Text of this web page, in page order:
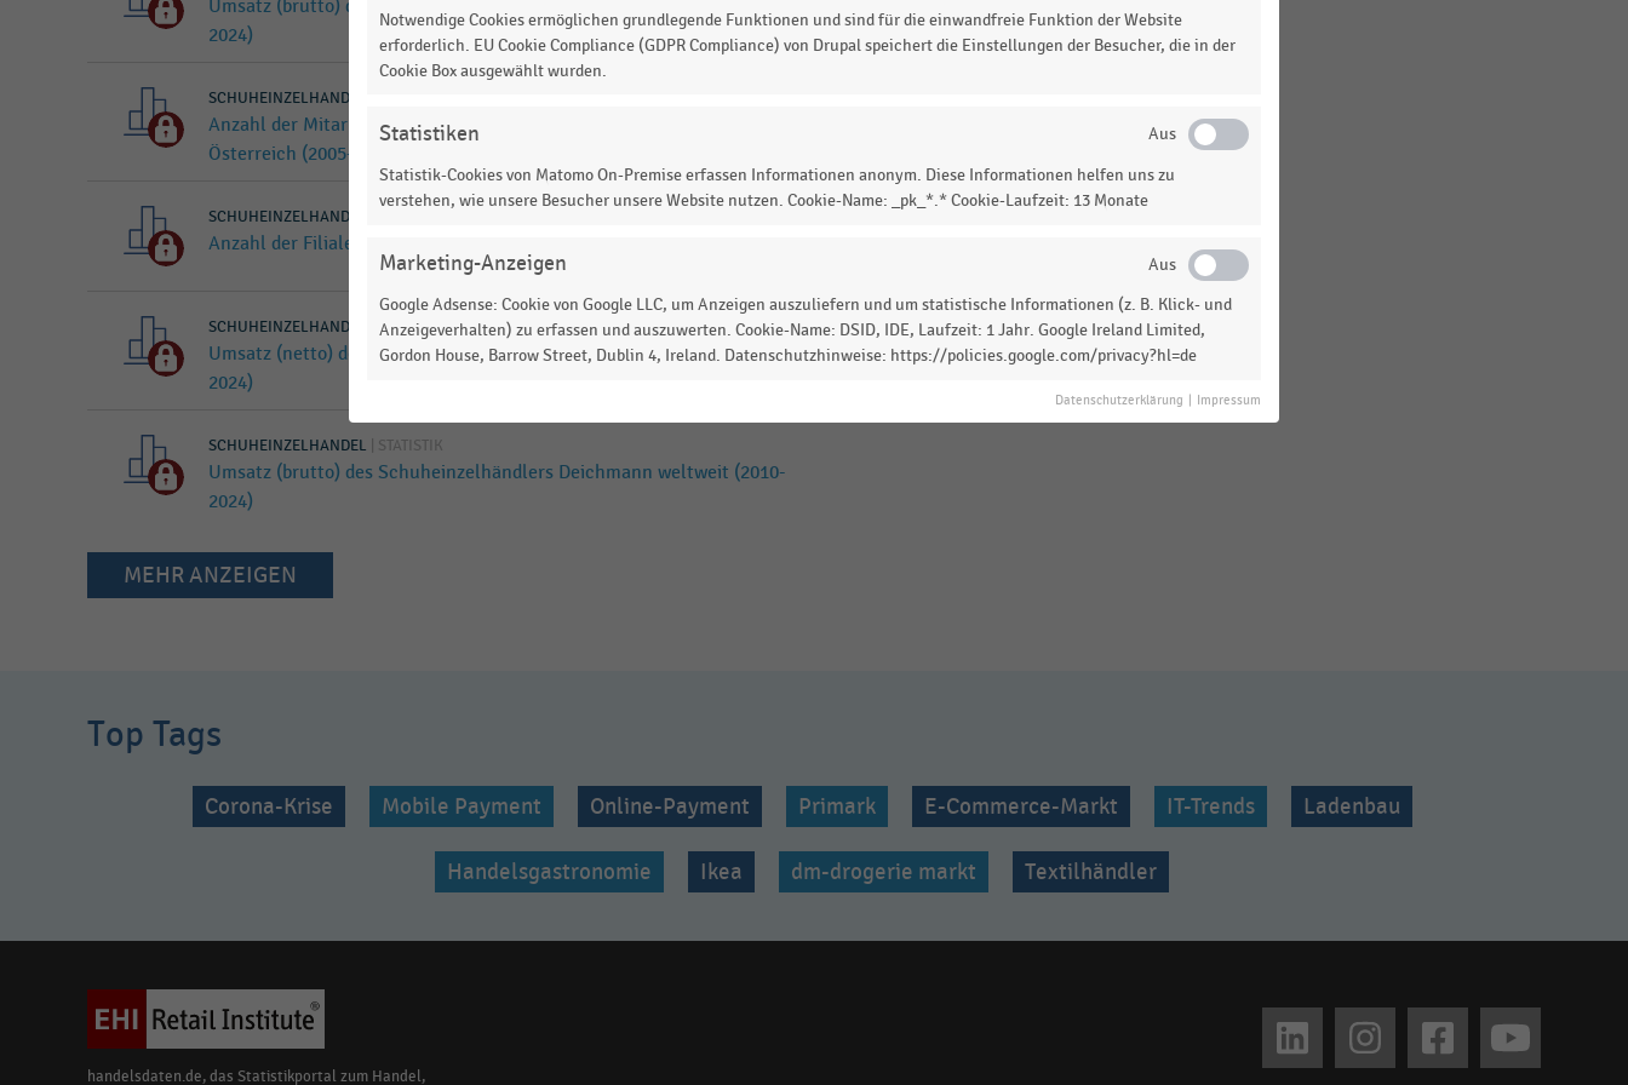
Umsatz (brutto) des Schuhhändlers Deichmann in Österreich (2005-
2024)
SCHUHEINZELHANDEL
Anzahl der Mitarbeiter:innen beim Schuhhändler Deichmann in
Österreich (2005-2024)
SCHUHEINZELHANDEL
Anzahl der Filialen von Deichmann weltweit (2010-2024)
SCHUHEINZELHANDEL STATISTIK
Umsatz (netto) des Schuheinzelhändlers Deichmann weltweit (2010-
2024)
SCHUHEINZELHANDEL STATISTIK
Umsatz (brutto) des Schuheinzelhändlers Deichmann weltweit (2010-
2024)
MEHR ANZEIGEN
Top Tags
Corona-Krise Mobile Payment Online-Payment Primark E-Commerce-Markt IT-Trends Ladenbau
Handelsgastronomie Ikea dm-drogerie markt Textilhändler
handelsdaten.de, das Statistikportal zum Handel,
Notwendige Cookies ermöglichen grundlegende Funktionen und sind für die einwandfreie Funktion der Website
erforderlich. EU Cookie Compliance (GDPR Compliance) von Drupal speichert die Einstellungen der Besucher, die in der
Cookie Box ausgewählt wurden.
Statistiken
Statistik-Cookies von Matomo On-Premise erfassen Informationen anonym. Diese Informationen helfen uns zu
verstehen, wie unsere Besucher unsere Website nutzen. Cookie-Name: _pk_*.* Cookie-Laufzeit: 13 Monate
Marketing-Anzeigen
Google Adsense: Cookie von Google LLC, um Anzeigen auszuliefern und um statistische Informationen (z. B. Klick- und
Anzeigeverhalten) zu erfassen und auszuwerten. Cookie-Name: DSID, IDE, Laufzeit: 1 Jahr. Google Ireland Limited,
Gordon House, Barrow Street, Dublin 4, Ireland. Datenschutzhinweise: https://policies.google.com/privacy?hl=de
Datenschutzerklärung Impressum